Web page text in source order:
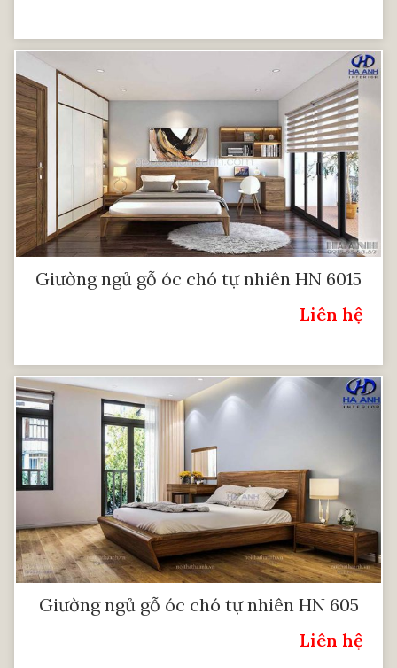
Giường ngủ gỗ óc chó tự nhiên HN 6015
Liên hệ
Giường ngủ gỗ óc chó tự nhiên HN 605
Liên hệ